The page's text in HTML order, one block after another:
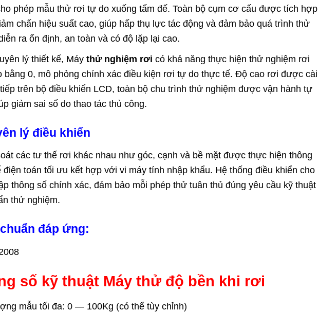
phép mẫu thử rơi tự do xuống tấm đế. Toàn bộ cụm cơ cấu được tích hợp
chấn hiệu suất cao, giúp hấp thụ lực tác động và đảm bảo quá trình thử
ra ổn định, an toàn và có độ lặp lại cao.
lý thiết kế, Máy thử nghiệm rơi có khả năng thực hiện thử nghiệm rơi
bằng 0, mô phỏng chính xác điều kiện rơi tự do thực tế. Độ cao rơi được cài
trên bộ điều khiển LCD, toàn bộ chu trình thử nghiệm được vận hành tự
giảm sai số do thao tác thủ công.
lý điều khiển
các tư thế rơi khác nhau như góc, cạnh và bề mặt được thực hiện thông
điện toán tối ưu kết hợp với vi máy tính nhập khẩu. Hệ thống điều khiển cho
thông số chính xác, đảm bảo mỗi phép thử tuân thủ đúng yêu cầu kỹ thuật
thử nghiệm.
đáp ứng:
số kỹ thuật Máy thử độ bền khi rơi
mẫu tối đa: 0 — 100Kg (có thể tùy chỉnh)